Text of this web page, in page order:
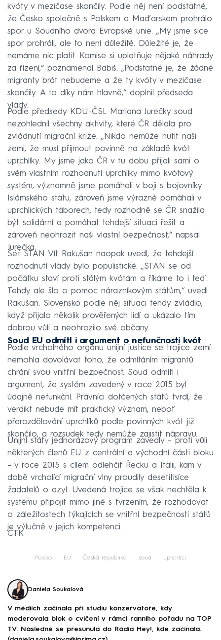
kvóty v mezičase skončily. Podle něj není podstatné,
že Česko společně s Polskem a Maďarskem prohrálo
spor u Soudního dvora Evropské unie. „My jsme sice
spor prohráli, ale to není důležité. Důležité je, že
nemáme nic platit. Komise si uplatňuje nějaké náhrady
za řízení,“ poznamenal Babiš. „Podstatné je, že žádné
migranty brát nebudeme a že ty kvóty v mezičase
skončily. A to díky nám hlavně,“ doplnil předseda
vlády.
Podle předsedy KDU-ČSL Mariana Jurečky soud
nezohlednil všechny aktivity, které ČR dělala pro
zvládnutí migrační krize. „Nikdo nemůže nutit naši
zemi, že musí přijmout povinně na základě kvót
uprchlíky. My jsme jako ČR v tu dobu přijali sami o
svém vlastním rozhodnutí uprchlíky mimo kvótový
systém, významně jsme pomáhali v boji s bojovníky
Islámského státu, zároveň jsme výrazně pomáhali v
uprchlických táborech, tedy rozhodně se ČR snažila
být solidární a pomáhat tehdejší situaci řešit a
zároveň neohrozit naši vlastní bezpečnost,“ napsal
Jurečka.
Šéf STAN Vít Rakušan naopak uvedl, že tehdejší
rozhodnutí vlády bylo populistické. „STAN se od
počátku staví proti stálým kvótám a říkáme to i teď.
Tehdy ale šlo o pomoc nárazníkovým státům,“ uvedl
Rakušan. Slovensko podle něj situaci tehdy zvládlo,
když přijalo několik prověřených lidí a ukázalo tím
dobrou vůli a neohrozilo své občany.
Soud EU odmítl i argument o nefunčnosti kvót
Podle vrcholného orgánu unijní justice se trojice zemí
nemohla dovolávat toho, že odmítáním migrantů
chrání svou vnitřní bezpečnost. Soud odmítl i
argument, že systém zavedený v roce 2015 byl
údajně nefunkční. Právníci dotčených států tvrdí, že
verdikt nebude mít praktický význam, neboť
přerozdělování uprchlíků podle povinných kvót již
skončilo, a rozsudek tedy nemůže zajistit nápravu.
Unijní státy jednorázový program zavedly – proti vůli
některých členů EU z centrální a východní části bloku
– v roce 2015 s cílem odlehčit Řecku a Itálii, kam v
době vrcholící migrační vlny proudily desetitisíce
žadatelů o azyl. Uvedená trojice se však nechtěla k
systému připojit mimo jiné s tvrzením, že rozhodovat
o záležitostech týkajících se vnitřní bezpečnosti států
je výlučně v jejich kompetenci.
ČTK
Polsko EU Česká republika soud uprchlíci
Daniela Soukalová
V médiích začínala při studiu konzervatoře, kdy
moderovala blok o cvičení v rámci ranního pořadu na TOP
TV. Následně se přesunula do Rádia Hey!, kde začínala.